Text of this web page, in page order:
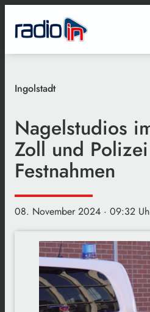
Ingolstadt
Nagelstudios
Zoll und
Festnahmen
08. November 2024 · 09:32